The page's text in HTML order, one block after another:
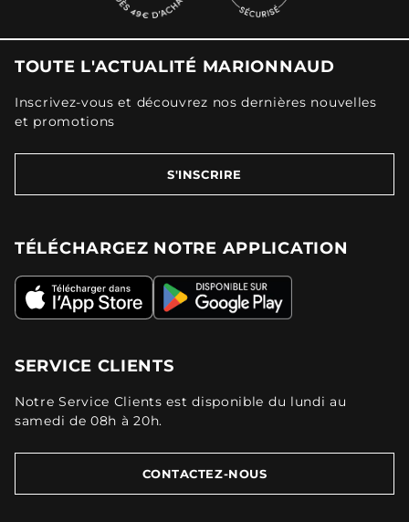
TOUTE L'ACTUALITÉ MARIONNAUD
Inscrivez-vous et découvrez nos dernières nouvelles
et promotions
S'INSCRIRE
TÉLÉCHARGEZ NOTRE APPLICATION
SERVICE CLIENTS
Notre Service Clients est disponible du lundi au
samedi de 08h à 20h.
CONTACTEZ-NOUS